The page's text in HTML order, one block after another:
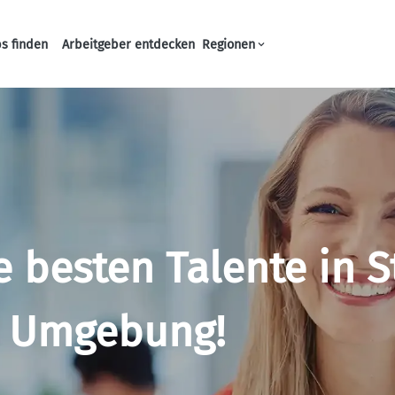
Haupt-Navigation
finden Arbeitgeber entdecken Regionen
besten Talente in
Umgebung!